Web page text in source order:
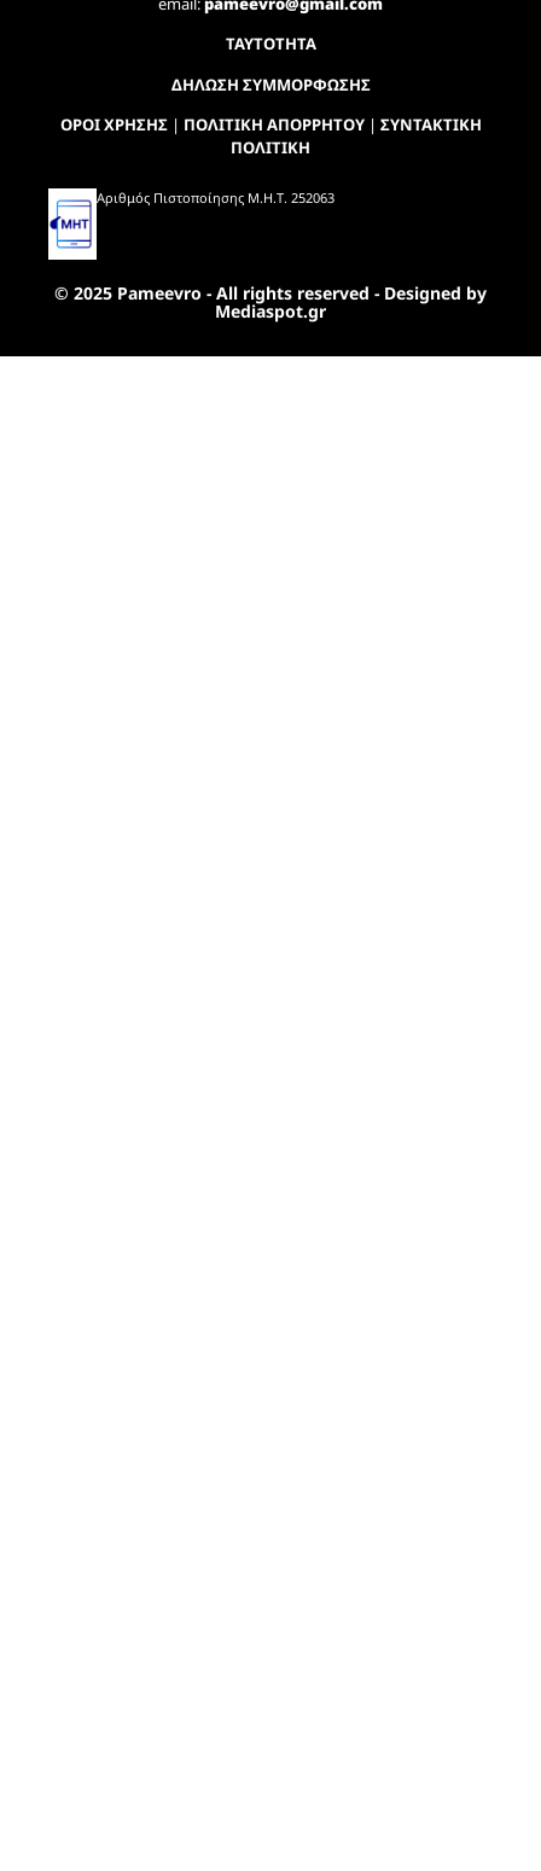
ΤΑΥΤΟΤΗΤΑ
ΔΗΛΩΣΗ ΣΥΜΜΟΡΦΩΣΗΣ
ΟΡΟΙ ΧΡΗΣΗΣ| ΠΟΛΙΤΙΚΗ ΑΠΟΡΡΗΤΟΥ| ΣΥΝΤΑΚΤΙΚΗ
ΠΟΛΙΤΙΚΗ
Αριθμός Πιστοποίησης Μ.Η.Τ. 252063
© 2025 Pameevro - All rights reserved - Designed by
Mediaspot.gr